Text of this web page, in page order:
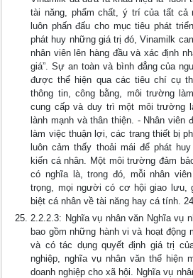
tài năng, phẩm chất, ý trí của tất cả
luôn phấn đấu cho mục tiêu phát
phát huy những giá trị đó, Vinamilk
nhân viên lên hàng đầu và xác định
giá”. Sự an toàn và bình đẳng của
được thể hiện qua các tiêu chí cụ
thông tin, công bằng, môi trường
cung cấp và duy trì một môi trường
lành mạnh và thân thiện. - Nhân viên
làm việc thuận lợi, các trang thiết bị
luôn cảm thấy thoải mái để phát
kiến cá nhân. Một môi trường đảm
có nghĩa là, trong đó, mỗi nhân
trọng, mọi người có cơ hội giao lưu,
biệt cá nhân về tài năng hay cá tính. 24
2.2.2.3: Nghĩa vụ nhân văn Nghĩa vụ
bao gồm những hành vi và hoạt
và có tác dụng quyết định giá trị
nghiệp, nghĩa vụ nhân văn thể hiện
doanh nghiệp cho xã hội. Nghĩa vụ